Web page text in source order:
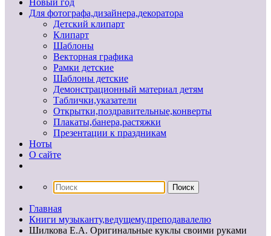
Для фотографа,дизайнера,декоратора
Детский клипарт
Клипарт
Шаблоны
Векторная графика
Рамки детские
Шаблоны детские
Демонстрационный материал детям
Таблички,указатели
Открытки,поздравительные,конверты
Плакаты,банера,растяжки
Презентации к праздникам
Ноты
О сайте
Главная
Книги музыканту,ведущему,преподавалелю
Шилкова Е.А. Оригинальные куклы своими руками